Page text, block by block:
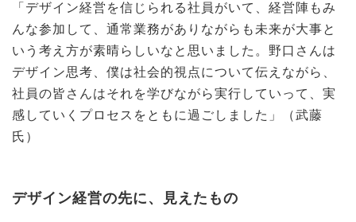
「デザイン経営を信じられる社員がいて、経営陣もみ
んな参加して、通常業務がありながらも未来が大事と
いう考え方が素晴らしいなと思いました。野口さんは
デザイン思考、僕は社会的視点について伝えながら、
社員の皆さんはそれを学びながら実行していって、実
感していくプロセスをともに過ごしました」（武藤
氏）
デザイン経営の先に、見えたもの